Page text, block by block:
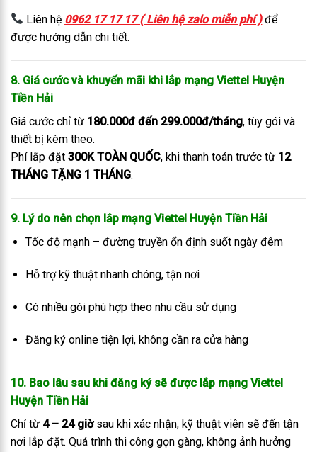
Liên hệ 0962 17 17 17 ( Liên hệ zalo miễn phí ) để
được hướng dẫn chi tiết.
8. Giá cước và khuyến mãi khi lắp mạng Viettel Huyện
Tiền Hải
Giá cước chỉ từ 180.000đ đến 299.000đ/tháng, tùy gói và
thiết bị kèm theo.
Phí lắp đặt 300K TOÀN QUỐC, khi thanh toán trước từ 12
THÁNG TẶNG 1 THÁNG.
9. Lý do nên chọn lắp mạng Viettel Huyện Tiền Hải
Tốc độ mạnh – đường truyền ổn định suốt ngày đêm
Hỗ trợ kỹ thuật nhanh chóng, tận nơi
Có nhiều gói phù hợp theo nhu cầu sử dụng
Đăng ký online tiện lợi, không cần ra cửa hàng
10. Bao lâu sau khi đăng ký sẽ được lắp mạng Viettel
Huyện Tiền Hải
Chỉ từ 4 – 24 giờsau khi xác nhận, kỹ thuật viên sẽ đến tận
nơi lắp đặt. Quá trình thi công gọn gàng, không ảnh hưởng